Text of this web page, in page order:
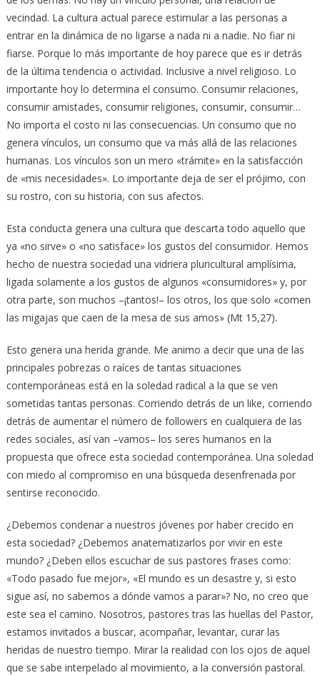
vecindad. La cultura actual parece estimular a las personas a
entrar en la dinámica de no ligarse a nada ni a nadie. No fiar ni
fiarse. Porque lo más importante de hoy parece que es ir detrás
de la última tendencia o actividad. Inclusive a nivel religioso. Lo
importante hoy lo determina el consumo. Consumir relaciones,
consumir amistades, consumir religiones, consumir, consumir…
No importa el costo ni las consecuencias. Un consumo que no
genera vínculos, un consumo que va más allá de las relaciones
humanas. Los vínculos son un mero «trámite» en la satisfacción
de «mis necesidades». Lo importante deja de ser el prójimo, con
su rostro, con su historia, con sus afectos.
Esta conducta genera una cultura que descarta todo aquello que
ya «no sirve» o «no satisface» los gustos del consumidor. Hemos
hecho de nuestra sociedad una vidriera pluricultural amplísima,
ligada solamente a los gustos de algunos «consumidores» y, por
otra parte, son muchos –¡tantos!– los otros, los que solo «comen
las migajas que caen de la mesa de sus amos» (Mt 15,27).
Esto genera una herida grande. Me animo a decir que una de las
principales pobrezas o raíces de tantas situaciones
contemporáneas está en la soledad radical a la que se ven
sometidas tantas personas. Corriendo detrás de un like, corriendo
detrás de aumentar el número de followers en cualquiera de las
redes sociales, así van –vamos– los seres humanos en la
propuesta que ofrece esta sociedad contemporánea. Una soledad
con miedo al compromiso en una búsqueda desenfrenada por
sentirse reconocido.
¿Debemos condenar a nuestros jóvenes por haber crecido en
esta sociedad? ¿Debemos anatematizarlos por vivir en este
mundo? ¿Deben ellos escuchar de sus pastores frases como:
«Todo pasado fue mejor», «El mundo es un desastre y, si esto
sigue así, no sabemos a dónde vamos a parar»? No, no creo que
este sea el camino. Nosotros, pastores tras las huellas del Pastor,
estamos invitados a buscar, acompañar, levantar, curar las
heridas de nuestro tiempo. Mirar la realidad con los ojos de aquel
que se sabe interpelado al movimiento, a la conversión pastoral.